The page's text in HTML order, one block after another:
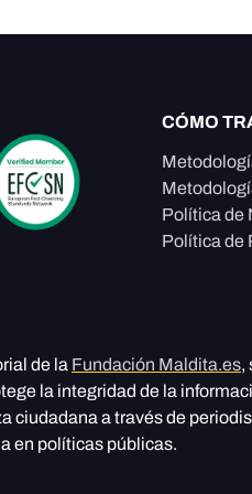
CÓMO
Política de
Política de
de la Fundación Maldita.es,
la integridad de la
ciudadana a través de
en políticas públicas.